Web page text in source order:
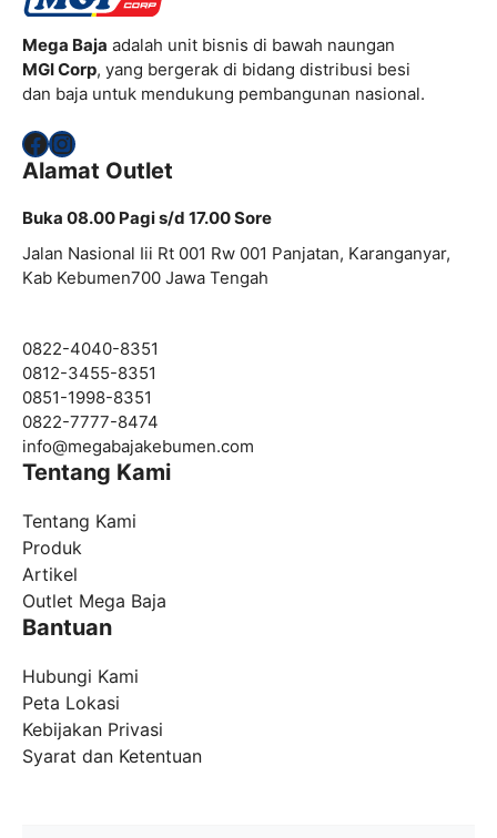
Mega Baja adalah unit bisnis di bawah naungan
MGI Corp, yang bergerak di bidang distribusi besi
dan baja untuk mendukung pembangunan nasional.
Facebook
Instagram
Alamat Outlet
Buka 08.00 Pagi s/d 17.00 Sore
Jalan Nasional Iii Rt 001 Rw 001 Panjatan, Karanganyar,
Kab Kebumen700 Jawa Tengah
0822-4040-8351
0812-3455-8351
0851-1998-8351
0822-7777-8474
info@megabajakebumen.com
Tentang Kami
Tentang Kami
Produk
Artikel
Outlet Mega Baja
Bantuan
Hubungi Kami
Peta Lokasi
Kebijakan Privasi
Syarat dan Ketentuan